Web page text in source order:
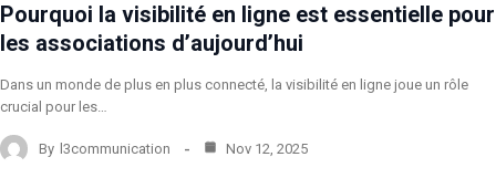
Pourquoi la visibilité en ligne est essentielle pour
les associations d’aujourd’hui
Dans un monde de plus en plus connecté, la visibilité en ligne joue un rôle
crucial pour les…
By l3communication Nov 12, 2025